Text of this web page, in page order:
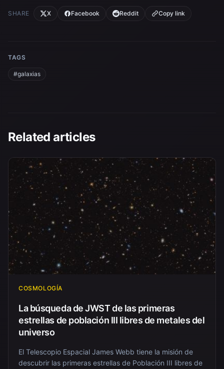
SHARE X Facebook Reddit Copy link
TAGS
#galaxias
Related articles
COSMOLOGÍA
La búsqueda de JWST de las primeras
estrellas de población III libres de metales del
universo
El Telescopio Espacial James Webb tiene la misión de
descubrir las primeras estrellas de Población III libres de